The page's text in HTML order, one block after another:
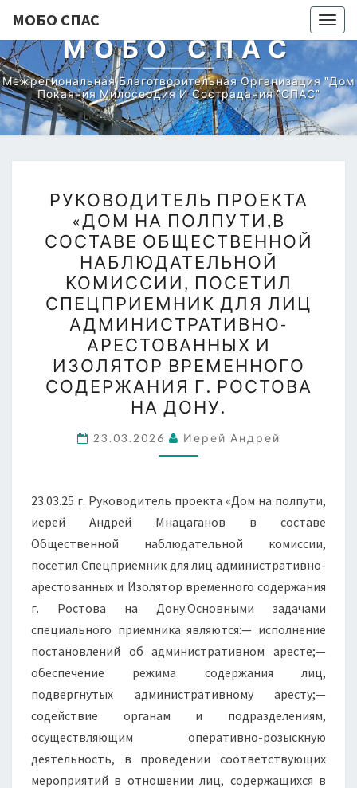
МОБО СПАС
МОБО СПАС
Межрегиональная Благотворительная Организация "Дом
Покаяния Милосердия И Сострадания "СПАС"
ПРОЕКТА
«ДОМ
НА
ПОЛПУТИ,В
СОСТАВЕ
ОБЩЕСТВЕННОЙ
НАБЛЮДАТЕЛЬНОЙ
КОМИССИИ,
ПОСЕТИЛ
СПЕЦПРИЕМНИК
ЛИЦ
И
ИЗОЛЯТОР
ВРЕМЕННОГО
СОДЕРЖАНИЯ
Г.
РОСТОВА
НА
ДОНУ.
РУКОВОДИТЕЛЬ ПРОЕКТА
«ДОМ НА ПОЛПУТИ,В
СОСТАВЕ ОБЩЕСТВЕННОЙ
НАБЛЮДАТЕЛЬНОЙ
КОМИССИИ, ПОСЕТИЛ
СПЕЦПРИЕМНИК ДЛЯ ЛИЦ
АДМИНИСТРАТИВНО-
АРЕСТОВАННЫХ И
ИЗОЛЯТОР ВРЕМЕННОГО
СОДЕРЖАНИЯ Г. РОСТОВА
НА ДОНУ.
23.03.2026 Иерей Андрей
23.03.25 г. Руководитель проекта «Дом на полпути,
иерей Андрей Мнацаганов в составе
Общественной наблюдательной комиссии,
посетил Спецприемник для лиц административно-
арестованных и Изолятор временного содержания
г. Ростова на Дону.Основными задачами
специального приемника являются:— исполнение
постановлений об административном аресте;—
обеспечение режима содержания лиц,
подвергнутых административному аресту;—
содействие органам и подразделениям,
осуществляющим оперативно-розыскную
деятельность, в проведении соответствующих
мероприятий в отношении лиц, содержащихся в